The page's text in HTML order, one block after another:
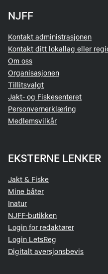
NJFF
Kontakt administrasjonen
Kontakt ditt lokallag eller
Om oss
Organisasjonen
Tillitsvalgt
Jakt- og Fiskesenteret
Personvernerklæring
Medlemsvilkår
EKSTERNE LENKER
Jakt & Fiske
Mine båter
Inatur
NJFF-butikken
Login for redaktører
Login LetsReg
Digitalt aversjonsbevis